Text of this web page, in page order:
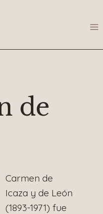
de
Carmen de
Icaza y de León
(1893-1971) fue